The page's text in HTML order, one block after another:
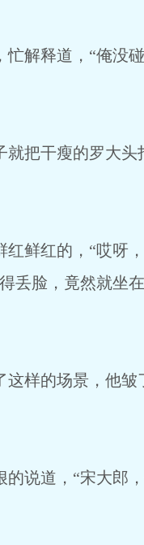
解释道，“俺没
把干瘦的罗大头
鲜红的，“哎呀
丢脸，竟然就坐
样的场景，他皱
说道，“宋大郎